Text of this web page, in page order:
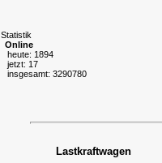
Statistik
Online
heute: 1894
jetzt: 17
insgesamt: 3290780
Lastkraftwagen